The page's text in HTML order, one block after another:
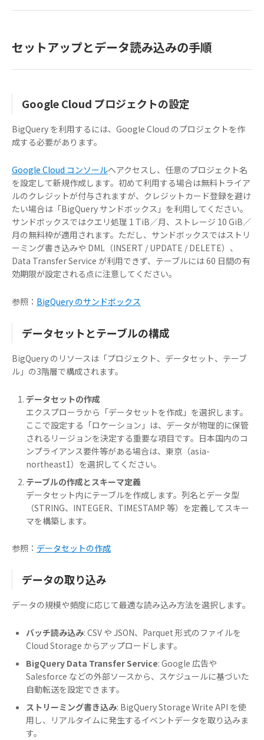
セットアップとデータ読み込みの手順
Google Cloud プロジェクトの設定
BigQuery を利用するには、Google Cloud のプロジェクトを作
成する必要があります。
Google Cloud コンソールへアクセスし、任意のプロジェクト名
を設定して新規作成します。初めて利用する場合は無料トライア
ルのクレジットが付与されますが、クレジットカード登録を避け
たい場合は「BigQuery サンドボックス」を利用してください。
サンドボックスではクエリ処理 1 TiB／月、ストレージ 10 GiB／
月の無料枠が適用されます。ただし、サンドボックスではストリ
ーミング書き込みや DML（INSERT / UPDATE / DELETE）、
Data Transfer Service が利用できず、テーブルには 60 日間の有
効期限が設定される点に注意してください。
参照： BigQuery のサンドボックス
データセットとテーブルの構成
BigQuery のリソースは「プロジェクト、データセット、テーブ
ル」の3階層で構成されます。
データセットの作成
エクスプローラから「データセットを作成」を選択します。
ここで設定する「ロケーション」は、データが物理的に保管
されるリージョンを決定する重要な項目です。日本国内のコ
ンプライアンス要件等がある場合は、東京（asia-
northeast1）を選択してください。
テーブルの作成とスキーマ定義
データセット内にテーブルを作成します。列名とデータ型
（STRING、INTEGER、TIMESTAMP 等）を定義してスキー
マを構築します。
参照： データセットの作成
データの取り込み
データの規模や頻度に応じて最適な読み込み方法を選択します。
バッチ読み込み: CSV や JSON、Parquet 形式のファイルを
Cloud Storage からアップロードします。
BigQuery Data Transfer Service: Google 広告や
Salesforce などの外部ソースから、スケジュールに基づいた
自動転送を設定できます。
ストリーミング書き込み: BigQuery Storage Write API を使
用し、リアルタイムに発生するイベントデータを取り込みま
す。